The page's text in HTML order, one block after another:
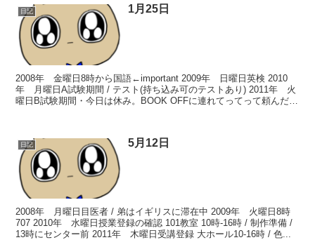
日記 1月25日
2008年 金曜日8時から国語←important 2009年 日曜日英検 2010
年 月曜日A試験期間 / テスト(持ち込み可のテストあり) 2011年 火
曜日B試験期間・今日は休み。BOOK OFFに連れてってって頼んだけ
日記 5月12日
2008年 月曜日目医者 / 弟はイギリスに滞在中 2009年 火曜日8時
707 2010年 水曜日授業登録の確認 101教室 10時-16時 / 制作準備 /
13時にセンター前 2011年 木曜日受講登録 大ホール10-16時 / 色...